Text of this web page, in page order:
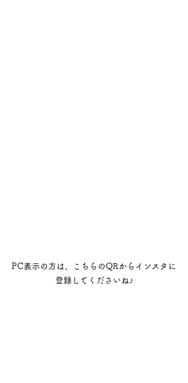
PC表示の方は、こちらのQRからインスタに
登録してくださいね♪